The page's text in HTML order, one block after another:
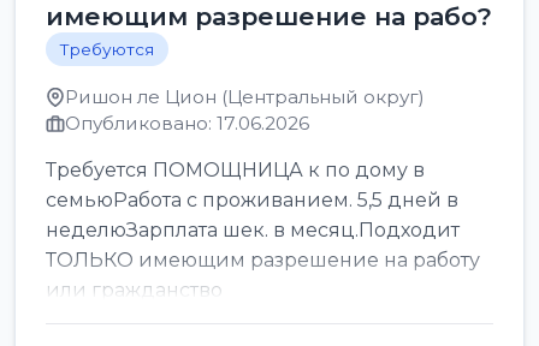
имеющим разрешение на рабо?
Требуются
Ришон ле Цион (Центральный округ)
Опубликовано: 17.06.2026
Требуется ПОМОЩНИЦА к по дому в
семьюРабота с проживанием. 5,5 дней в
неделюЗарплата шек. в месяц.Подходит
ТОЛЬКО имеющим разрешение на работу
или гражданство